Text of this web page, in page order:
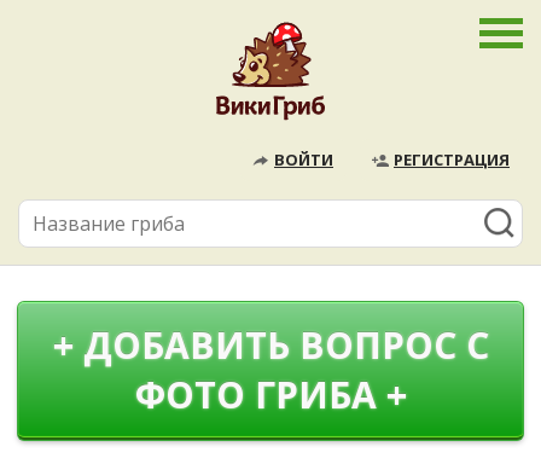
ВОЙТИ РЕГИСТРАЦИЯ
+ ДОБАВИТЬ ВОПРОС С
ФОТО ГРИБА +